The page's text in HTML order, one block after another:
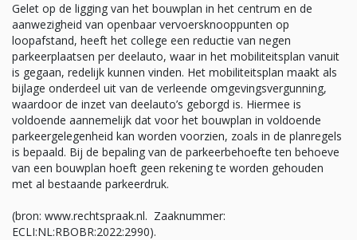
Gelet op de ligging van het bouwplan in het centrum en de
aanwezigheid van openbaar vervoersknooppunten op
loopafstand, heeft het college een reductie van negen
parkeerplaatsen per deelauto, waar in het mobiliteitsplan vanuit
is gegaan, redelijk kunnen vinden. Het mobiliteitsplan maakt als
bijlage onderdeel uit van de verleende omgevingsvergunning,
waardoor de inzet van deelauto’s geborgd is. Hiermee is
voldoende aannemelijk dat voor het bouwplan in voldoende
parkeergelegenheid kan worden voorzien, zoals in de planregels
is bepaald. Bij de bepaling van de parkeerbehoefte ten behoeve
van een bouwplan hoeft geen rekening te worden gehouden
met al bestaande parkeerdruk.
(bron: www.rechtspraak.nl. Zaaknummer:
ECLI:NL:RBOBR:2022:2990).